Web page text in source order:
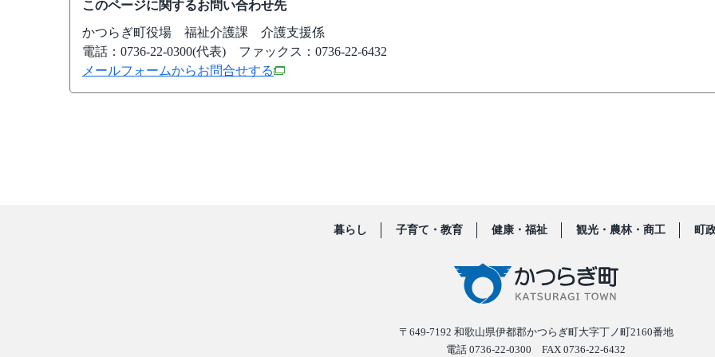
このページに関するお問い合わせ先
かつらぎ町役場 福祉介護課 介護支援係
電話：0736-22-0300(代表)
ファックス：0736-22-6432
メールフォームからお問合せする
暮らし 子育て・教育 健康・福祉 観光・農林・商工 町
〒649-7192 和歌山県伊都郡かつらぎ町大字丁ノ町2160番地
電話 0736-22-0300 FAX 0736-22-6432